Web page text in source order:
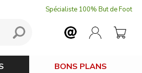
Spécialiste 100% But de Foot
BONS PLANS